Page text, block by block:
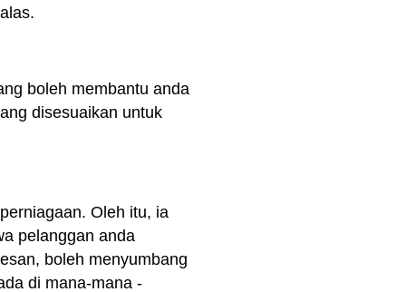
boleh membantu anda
disesuaikan untuk
Oleh itu, ia
pelanggan anda
boleh menyumbang
di mana-mana -